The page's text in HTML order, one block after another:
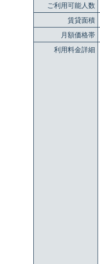
ご利用可能人数
賃貸面積
月額価格帯
利用料金詳細